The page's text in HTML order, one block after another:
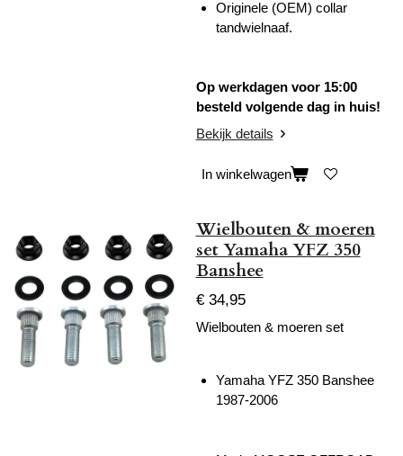
Originele (OEM) collar
tandwielnaaf.
Op werkdagen voor 15:00
besteld volgende dag in huis!
Bekijk details
In winkelwagen
Wielbouten & moeren
set Yamaha YFZ 350
Banshee
€ 34,95
Wielbouten & moeren set
Yamaha YFZ 350 Banshee
1987-2006